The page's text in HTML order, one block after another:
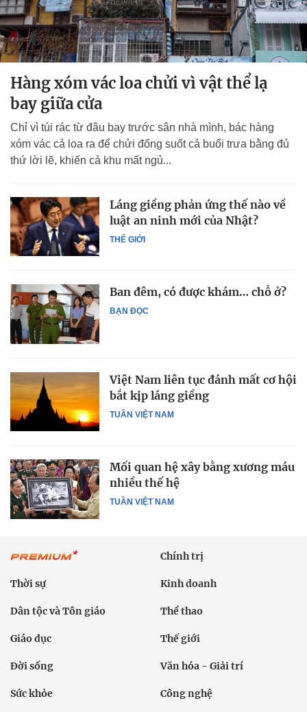
Hàng xóm vác loa chửi vì vật thể lạ
bay giữa cửa
Chỉ vì túi rác từ đâu bay trước sân nhà mình, bác hàng
xóm vác cả loa ra để chửi đổng suốt cả buổi trưa bằng đủ
thứ lời lẽ, khiến cả khu mất ngủ...
THẾ GIỚI
Láng giềng phản ứng thế nào về
luật an ninh mới của Nhật?
BẠN ĐỌC
Ban đêm, có được khám… chỗ ở?
TUẦN VIỆT NAM
Việt Nam liên tục đánh mất cơ hội
bắt kịp láng giềng
TUẦN VIỆT NAM
Mối quan hệ xây bằng xương máu
nhiều thế hệ
Chính trị
Thời sự Kinh doanh
Dân tộc và Tôn giáo Thể thao
Giáo dục Thế giới
Đời sống Văn hóa - Giải trí
Sức khỏe Công nghệ